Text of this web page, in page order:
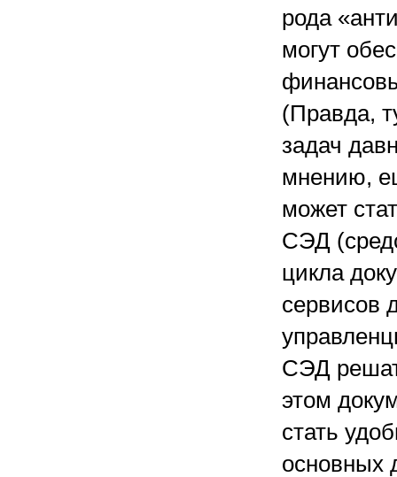
рода
могут
(Правда,
задач
мнению,
может
СЭД
цикла
сервисов
СЭД
этом
стать
основных